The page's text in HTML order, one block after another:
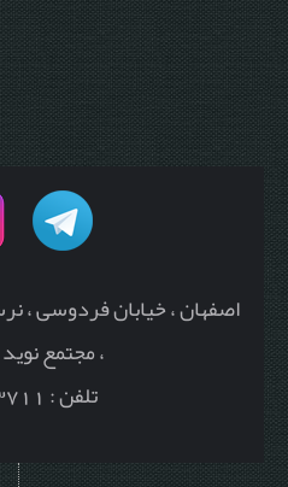
اصفهان ، خیابان فردوسی ،
، مجتمع نوید
تلفن : 36643711